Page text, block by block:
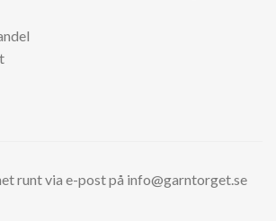
runt via e-post på info@garntorget.se